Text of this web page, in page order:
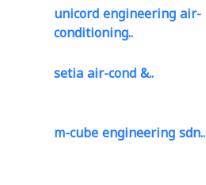
unicord engineering air-
conditioning..
setia air-cond &..
m-cube engineering sdn..